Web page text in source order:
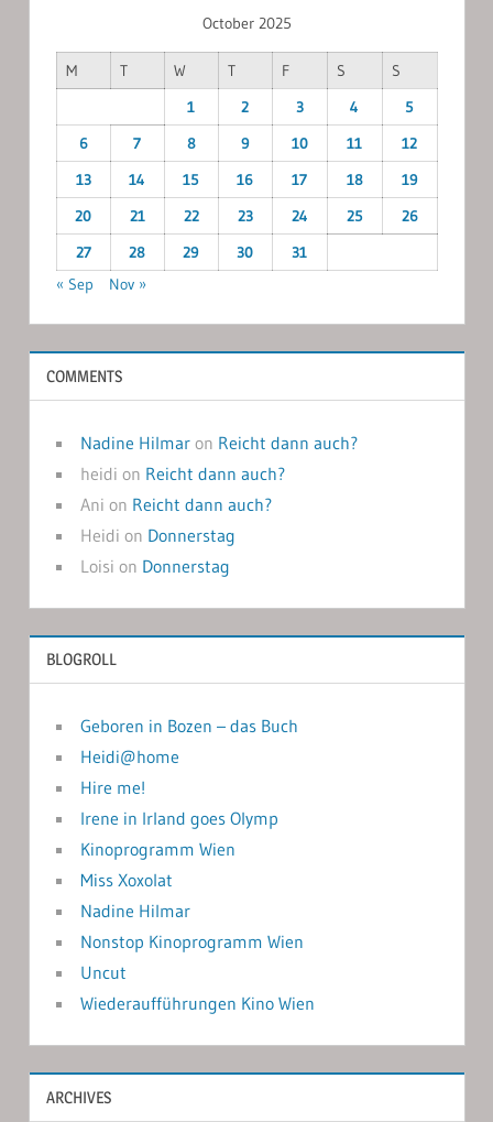
October 2025
M T W T F S
S
1
2 3 4
5
6
7 8 9 10 11
12
13
14 15 16 17 18
19
20
21 22 23 24 25
26
27
28 29 30
31
« Sep
Nov »
COMMENTS
Nadine Hilmaron Reicht dann auch?
heidi on Reicht dann auch?
Ani on Reicht dann auch?
Heidi on Donnerstag
Loisi on Donnerstag
BLOGROLL
Geboren in Bozen – das Buch
Heidi@home
Hire me!
Irene in Irland goes Olymp
Kinoprogramm Wien
Miss Xoxolat
Nadine Hilmar
Nonstop Kinoprogramm Wien
Uncut
Wiederaufführungen Kino Wien
ARCHIVES